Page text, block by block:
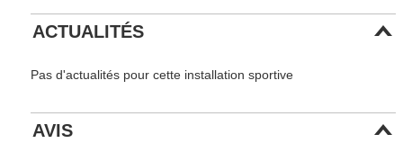
ACTUALITÉS
Pas d'actualités pour cette installation sportive
AVIS